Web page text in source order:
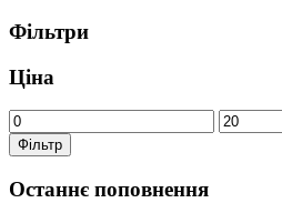
Фільтри
Ціна
Фільтр
Останнє поповнення